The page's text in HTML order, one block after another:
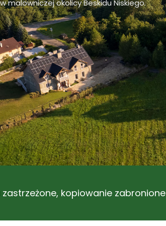
malowniczej okolicy Beskidu Niskiego.
kopiowanie zabronione